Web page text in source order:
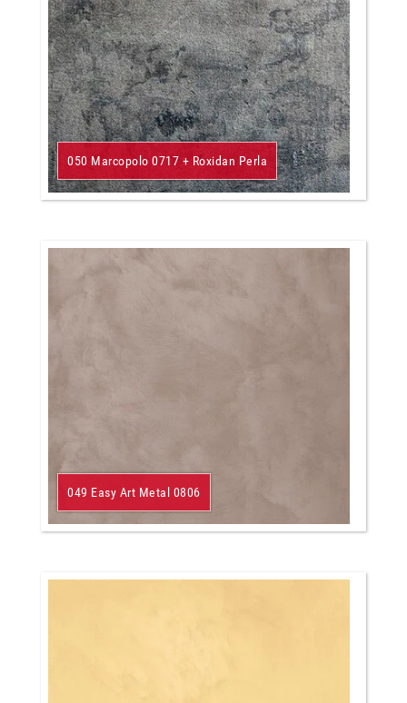
050 Marcopolo 0717 + Roxidan Perla
049 Easy Art Metal 0806